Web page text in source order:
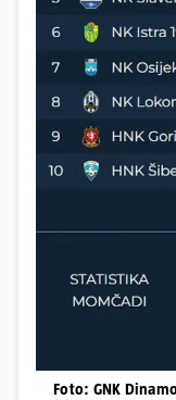
Foto: GNK Dinamo